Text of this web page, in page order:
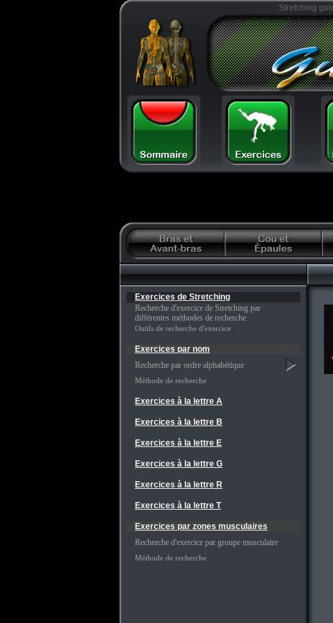
Stretching
Exercices de Stretching
Recherche d'exercice de Stretching par
différentes méthodes de recherche
Outils de recherche d'exercice
Exercices par nom
Recherche par ordre alphabétique
Méthode de recherche
Exercices à la lettre A
Exercices à la lettre B
Exercices à la lettre E
Exercices à la lettre G
Exercices à la lettre R
Exercices à la lettre T
Exercices par zones musculaires
Recherche d'exercice par groupe musculaire
Méthode de recherche